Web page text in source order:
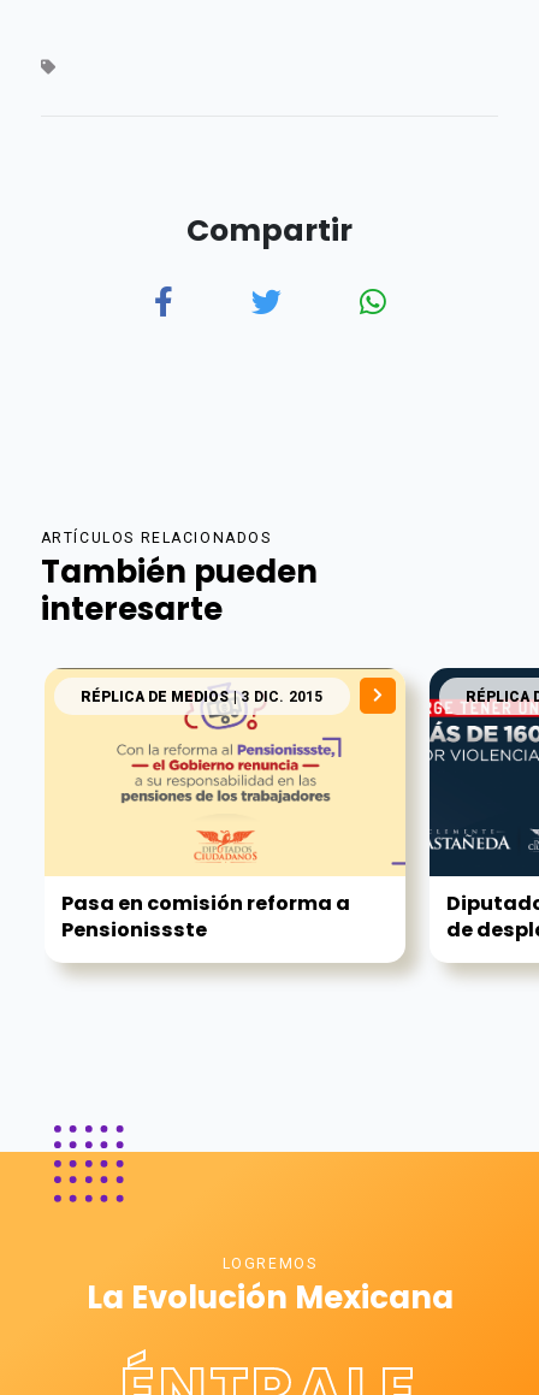
Compartir
ARTÍCULOS RELACIONADOS
También pueden
interesarte
RÉPLICA DE MEDIOS| 3 DIC. 2015
Pasa en comisión reforma a
Pensionissste
RÉPLICA
de
LOGREMOS
La Evolución Mexicana